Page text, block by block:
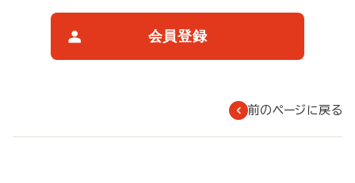
会員登録
前のページに戻る